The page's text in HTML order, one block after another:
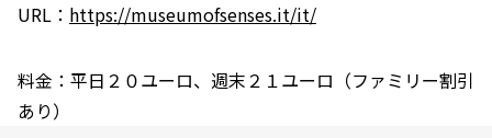
URL： https://museumofsenses.it/it/
料金：平日２０ユーロ、週末２１ユーロ（ファミリー割引
あり）